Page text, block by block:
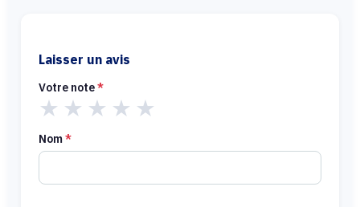
Laisser un avis
Votre note*
★ ★ ★ ★ ★
Nom*